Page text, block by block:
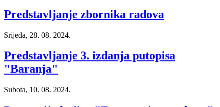
Predstavljanje zbornika radova
Srijeda, 28. 08. 2024.
Predstavljanje 3. izdanja putopisa
"Baranja"
Subota, 10. 08. 2024.